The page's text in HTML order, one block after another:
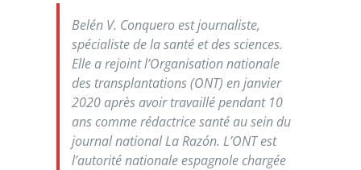
Belén V. Conquero est journaliste,
spécialiste de la santé et des sciences.
Elle a rejoint l’Organisation nationale
des transplantations (ONT) en janvier
2020 après avoir travaillé pendant 10
ans comme rédactrice santé au sein du
journal national La Razón. L’ONT est
l’autorité nationale espagnole chargée